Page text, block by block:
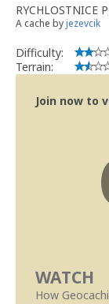
RYCHLOSTNICE
A cache byjezevcik
Difficulty:
Terrain:
Join now to
WATCH
How